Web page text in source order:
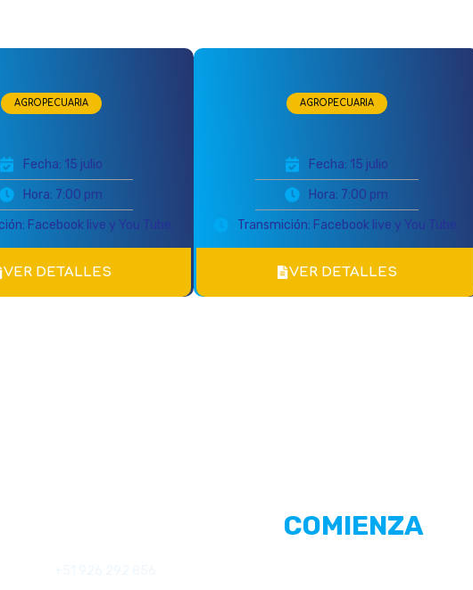
AGROPECUARIA
Fecha: 15 julio
Hora: 7:00 pm
Facebook live y You Tube.
VER DETALLES
AGROPECUARIA
Fecha: 15 julio
Hora: 7:00 pm
Transmición: Facebook live y You Tube.
VER DETALLES
COMIENZA